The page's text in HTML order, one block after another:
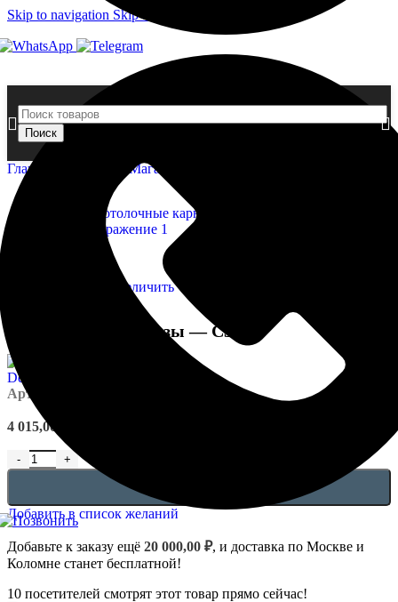
Skip to navigation Skip to main content
Поиск
Главная страница Магазин
Нажмите, чтобы увеличить
Потолочные карнизы — C323
Артикул:
4 015,00
Добавить в список желаний
Добавьте к заказу ещё 20 000,00 ₽, и доставка по Москве и
Коломне станет бесплатной!
10 посетителей смотрят этот товар прямо сейчас!